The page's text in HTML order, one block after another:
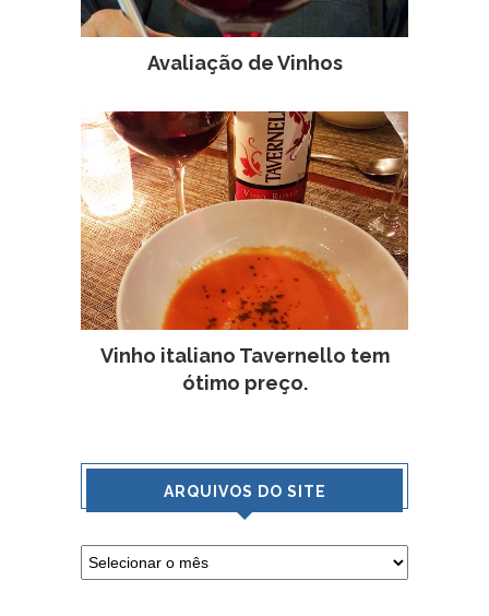
Avaliação de Vinhos
Vinho italiano Tavernello tem
ótimo preço.
ARQUIVOS DO SITE